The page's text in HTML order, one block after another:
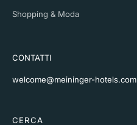
Shopping & Moda
CONTATTI
welcome@meininger-hotels.com
CERCA